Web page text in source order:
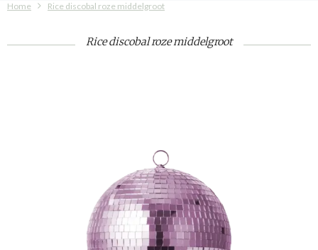
Home Rice discobal roze middelgroot
Rice discobal roze middelgroot